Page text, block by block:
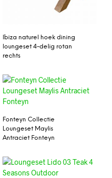
Ibiza naturel hoek dining
loungeset 4-delig rotan
rechts
Fonteyn Collectie
Loungeset Maylis
Antraciet Fonteyn